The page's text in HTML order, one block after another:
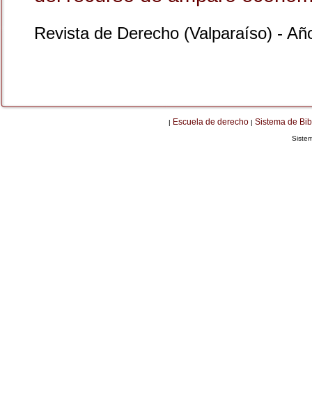
Revista de Derecho (Valparaíso) -
| Escuela de derecho | Sistema de